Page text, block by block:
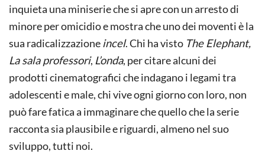
inquieta una miniserie che si apre con un arresto di
minore per omicidio e mostra che uno dei moventi è la
sua radicalizzazione incel. Chi ha visto The Elephant,
La sala professori, L’onda, per citare alcuni dei
prodotti cinematografici che indagano i legami tra
adolescenti e male, chi vive ogni giorno con loro, non
può fare fatica a immaginare che quello che la serie
racconta sia plausibile e riguardi, almeno nel suo
sviluppo, tutti noi.